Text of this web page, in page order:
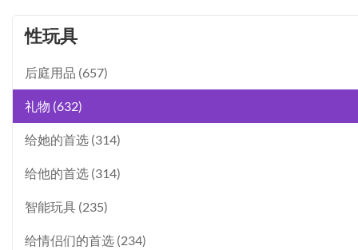
性玩具
后庭用品 (657)
礼物 (632)
给她的首选 (314)
给他的首选 (314)
智能玩具 (235)
给情侣们的首选 (234)